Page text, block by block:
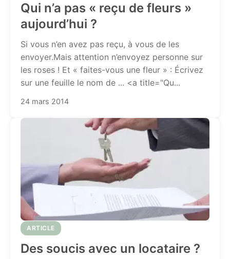
Qui n’a pas « reçu de fleurs »
aujourd’hui ?
Si vous n’en avez pas reçu, à vous de les
envoyer.Mais attention n’envoyez personne sur
les roses ! Et « faites-vous une fleur » : Écrivez
sur une feuille le nom de ... <a title="Qu...
24 mars 2014
ARTICLE
Des soucis avec un locataire ?